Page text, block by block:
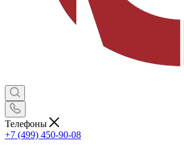
Телефоны
+7 (499) 450-90-08